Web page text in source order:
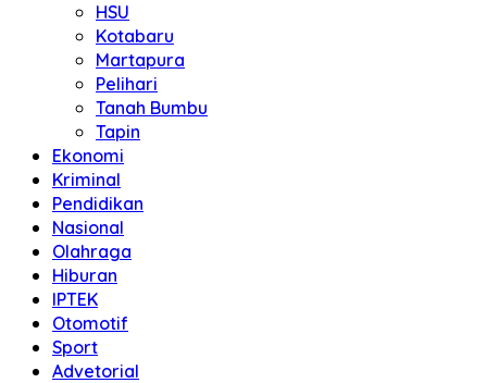
HSU
Kotabaru
Martapura
Pelihari
Tanah Bumbu
Tapin
Ekonomi
Kriminal
Pendidikan
Nasional
Olahraga
Hiburan
IPTEK
Otomotif
Sport
Advetorial